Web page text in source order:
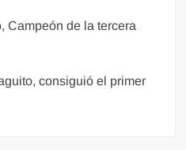
Campeón de la tercera
consiguió el primer